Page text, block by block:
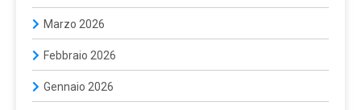
Marzo 2026
Febbraio 2026
Gennaio 2026